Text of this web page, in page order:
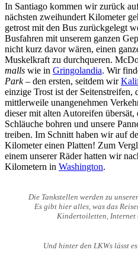
In Santiago kommen wir zurück
nächsten zweihundert Kilometer
getrost mit den Bus zurückgelegt
Busfahren mit unserem ganzen
nicht kurz davor wären, einen
Muskelkraft zu durchqueren.
malls wie in Gringolandia. Wir
Park– den ersten, seitdem wir
einzige Trost ist der Seitenstreifen,
mittlerweile unangenehmen
dieser mit alten Autoreifen
Schläuche bohren und unsere
treiben. Im Schnitt haben wir auf
Kilometer einen Platten! Zum
einem unserer Räder hatten wir
Kilometern in Washington.
Die Tankstellen werden zu
Es gibt hier alles, was das
Kindertoiletten, Internet
Und hinter den LKWs lässt